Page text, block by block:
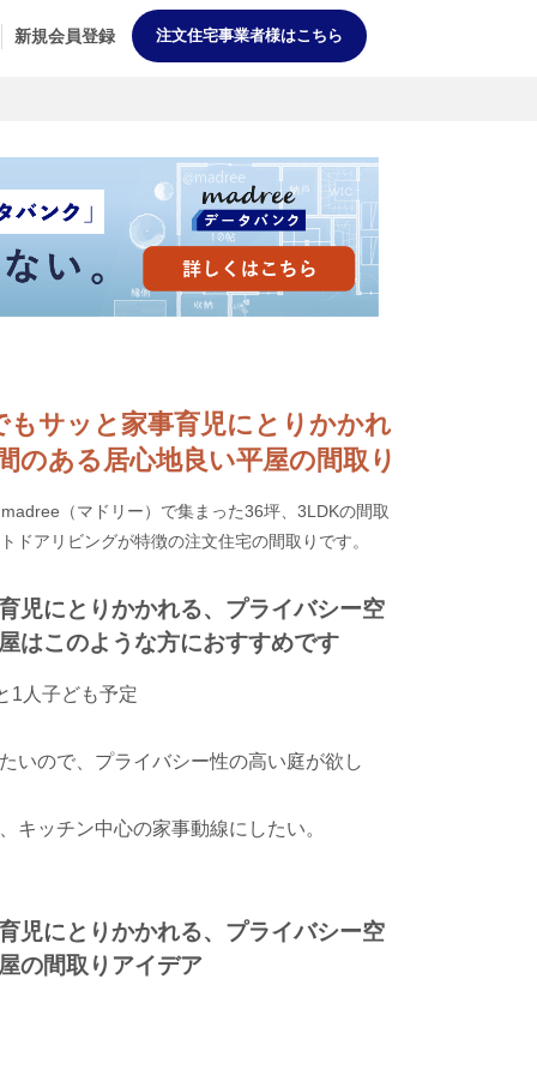
新規会員登録 注文住宅事業者様はこちら
もサッと家事育児にとりかかれ
のある居心地良い平屋の間取り
（マドリー）で集まった36坪、3LDKの間取
ドアリビングが特徴の注文住宅の間取りです。
児にとりかかれる、プライバシー空
はこのような方におすすめです
1人子ども予定
いので、プライバシー性の高い庭が欲し
キッチン中心の家事動線にしたい。
児にとりかかれる、プライバシー空
の間取りアイデア